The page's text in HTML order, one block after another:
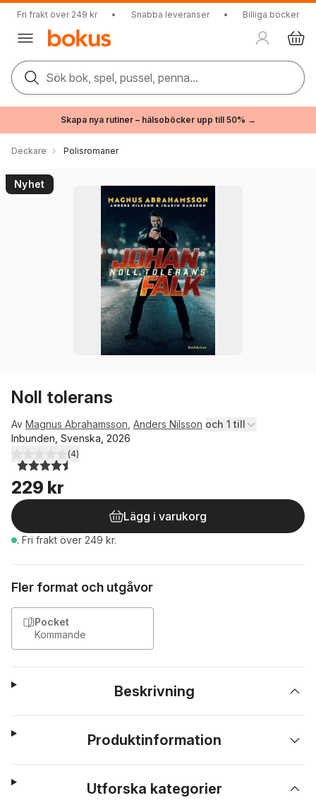
Fri frakt över 249 kr • Snabba leveranser • Billiga böcker
Sök bok, spel, pussel, penna...
Skapa nya rutiner – hälsoböcker upp till 50% →
Deckare Polisromaner
Nyhet
Noll tolerans
Av Magnus Abrahamsson Anders Nilsson och 1 till
Inbunden, Svenska, 2026
4,5utav 5 stjärnor. Totalt antal röster:
(4)
229 kr
Lägg i varukorg
. Fri frakt över 249 kr.
Fler format och utgåvor
Pocket
Kommande
Beskrivning
Produktinformation
Utforska kategorier